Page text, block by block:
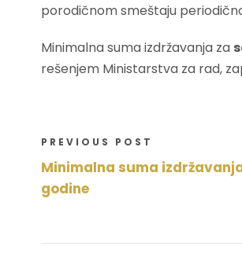
porodičnom smeštaju
Minimalna suma izdržavanja za
rešenjem Ministarstva za rad,
PREVIOUS POST
Minimalna suma
godine